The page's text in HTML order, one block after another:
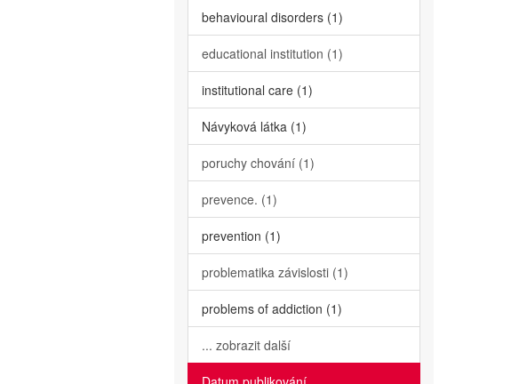
behavioural disorders (1)
educational institution (1)
institutional care (1)
Návyková látka (1)
poruchy chování (1)
prevence. (1)
prevention (1)
problematika závislosti (1)
problems of addiction (1)
... zobrazit další